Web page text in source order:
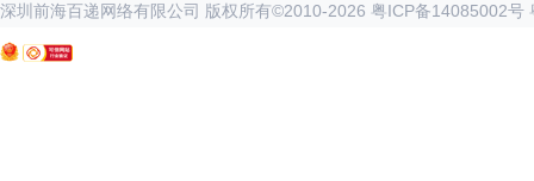
深圳前海百递网络有限公司 版权所有©2010-2026 粤ICP备14085002号